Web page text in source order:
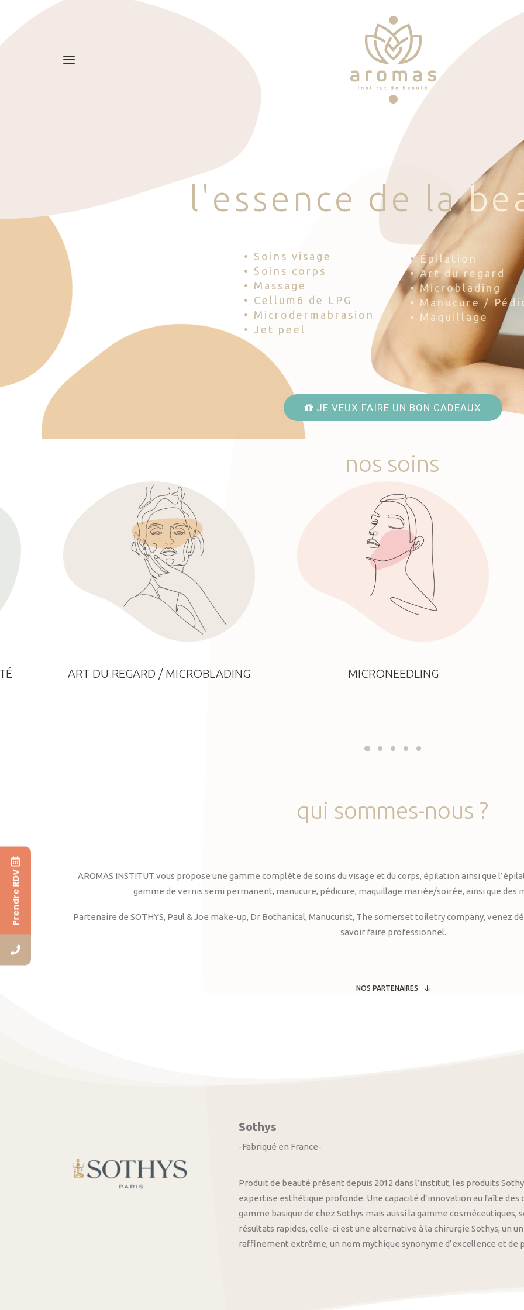
l 'esse nce d e la be
• Soins visage
• Soins corps
• Massage
• Cellum6 de LPG
• Microdermabrasion
• Jet peel
• Épilation
• Art du regard
• Microblading
• Manucure /
• Maquillage
JE VEUX FAIRE UN BON CADEAUX
nos soins
ART DU REGARD / MICROBLADING MICRONEEDLING
qui sommes-nous ?
AROMAS INSTITUT vous propose une gamme complète de soins du visage et du corps, épilation ainsi que
gamme de vernis semi permanent, manucure, pédicure, maquillage mariée/soirée, ainsi que des
Partenaire de SOTHYS, Paul & Joe make-up, Dr Bothanical, Manucurist, The somerset toiletry company, venez
savoir faire professionnel.
NOS PARTENAIRES
Sothys
-Fabriqué en France-
Produit de beauté présent depuis 2012 dans l’institut, les produits
expertise esthétique profonde. Une capacité d’innovation au faîte
gamme basique de chez Sothys mais aussi la gamme
résultats rapides, celle-ci est une alternative à la chirurgie Sothys, un
raffinement extrême, un nom mythique synonyme d’excellence et de
Prendre RDV